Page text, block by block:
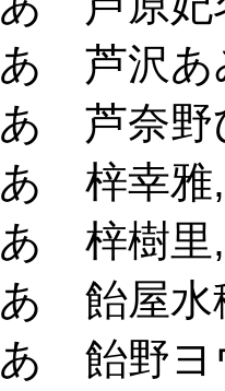
あ 芦沢
あ 芦奈野
あ 梓幸
あ 梓樹里
あ 飴屋水
あ 飴野ヨ